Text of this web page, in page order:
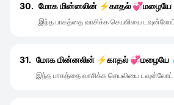
30. மோக மின்னலின் ⚡காதல் 💞மழையே
இந்த பாகத்தை வாசிக்க செயலியை
31. மோக மின்னலின் ⚡காதல் 💞மழையே
இந்த பாகத்தை வாசிக்க செயலியை டவுன்லோட்